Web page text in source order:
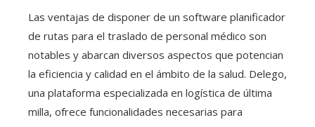
Las ventajas de disponer de un software planificador
de rutas para el traslado de personal médico son
notables y abarcan diversos aspectos que potencian
la eficiencia y calidad en el ámbito de la salud. Delego,
una plataforma especializada en logística de última
milla, ofrece funcionalidades necesarias para